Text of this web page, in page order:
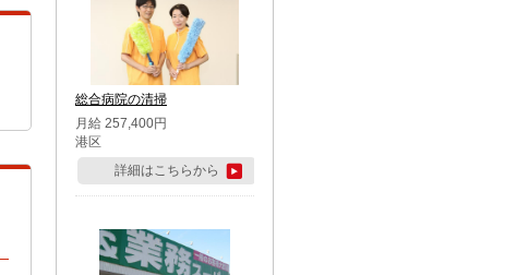
総合病院の清掃
月給 257,400円
港区
詳細はこちらから